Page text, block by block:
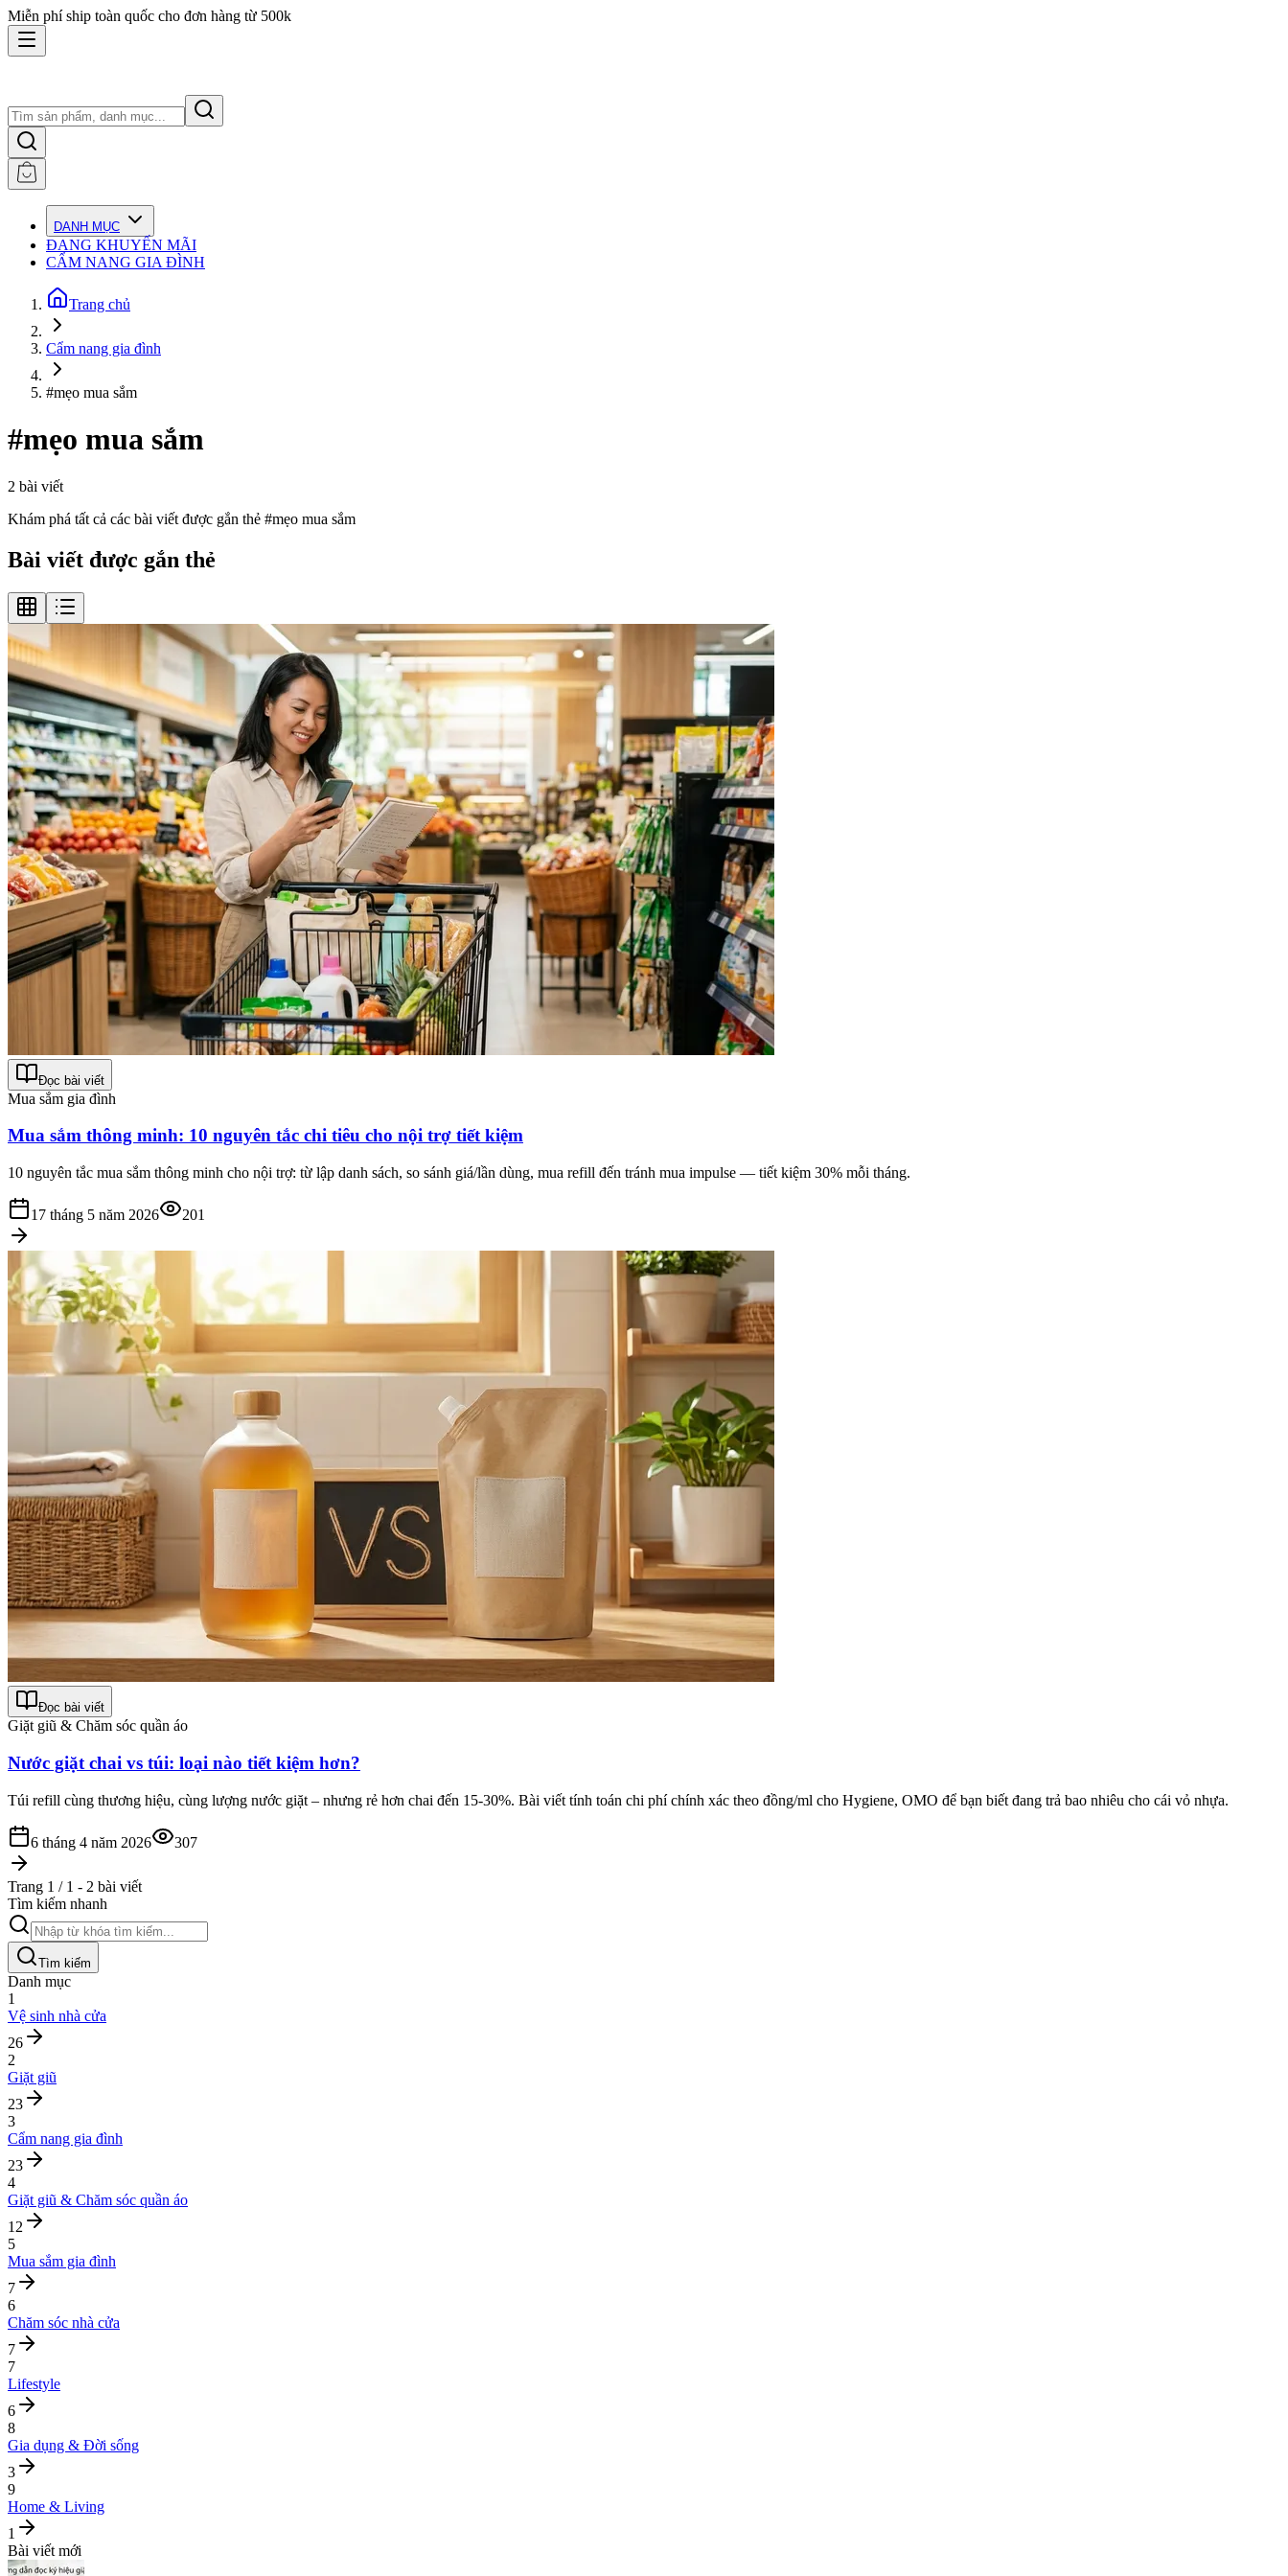
Miễn phí ship toàn quốc cho đơn hàng từ 500k
DANH MỤC
ĐANG KHUYẾN MÃI
CẨM NANG GIA ĐÌNH
Trang chủ
Cẩm nang gia đình
#mẹo mua sắm
#mẹo mua sắm
2 bài viết
Khám phá tất cả các bài viết được gắn thẻ #mẹo mua sắm
Bài viết được gắn thẻ
Đọc bài viết
Mua sắm gia đình
Mua sắm thông minh: 10 nguyên tắc chi tiêu cho nội trợ tiết kiệm
10 nguyên tắc mua sắm thông minh cho nội trợ: từ lập danh sách, so sánh giá/lần dùng, mua refill đến tránh mua impulse — tiết kiệm 30% mỗi tháng.
17 tháng 5 năm 2026 201
Đọc bài viết
Giặt giũ & Chăm sóc quần áo
Nước giặt chai vs túi: loại nào tiết kiệm hơn?
Túi refill cùng thương hiệu, cùng lượng nước giặt – nhưng rẻ hơn chai đến 15-30%. Bài viết tính toán chi phí chính xác theo đồng/ml cho Hygiene, OMO để bạn biết đang trả bao nhiêu cho cái vỏ nhựa.
6 tháng 4 năm 2026 307
Trang 1 / 1 - 2 bài viết
Tìm kiếm nhanh
Tìm kiếm
Danh mục
1
Vệ sinh nhà cửa
26
2
Giặt giũ
23
3
Cẩm nang gia đình
23
4
Giặt giũ & Chăm sóc quần áo
12
5
Mua sắm gia đình
7
6
Chăm sóc nhà cửa
7
7
Lifestyle
6
8
Gia dụng & Đời sống
3
9
Home & Living
1
Bài viết mới